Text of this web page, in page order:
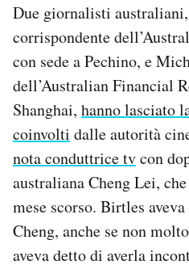
CALENDARIO
Area Personale
Newsletter
Notifiche mobile
Hai bisogno di aiuto?
Esci
Due giornalisti
corrispondente
con sede a Pechino, e
dell’Australian Financial
Shanghai, hanno lasciato
coinvolti dalle autorità
nota conduttrice tvcon
australiana Cheng Lei,
mese scorso. Birtles
Cheng, anche se non
aveva detto di averla